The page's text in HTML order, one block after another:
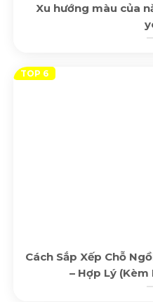
Xu hướng màu của
Cách Sắp Xếp Chỗ
– Hợp Lý (Kèm